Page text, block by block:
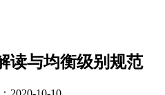
读与均衡级别规范